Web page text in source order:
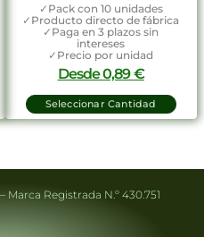
✓Pack con 10 unidades
✓Producto directo de fábrica
✓Paga en 3 plazos sin
intereses
✓Precio por unidad
Desde0,89€
Seleccionar Cantidad
Registrada N.º 430.751